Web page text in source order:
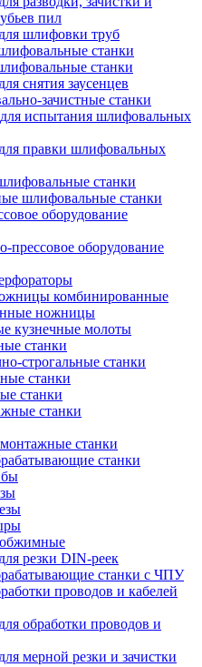
пил
шлифовки труб
станки
станки
снятия заусенцев
зачистные станки
испытания шлифовальных
правки шлифовальных
станки
шлифовальные станки
оборудование
прессовое оборудование
комбинированные
ножницы
кузнечные молоты
станки
строгальные станки
станки
станки
станки
станки
станки
резки DIN-реек
станки с ЧПУ
проводов и кабелей
обработки проводов и
мерной резки и зачистки